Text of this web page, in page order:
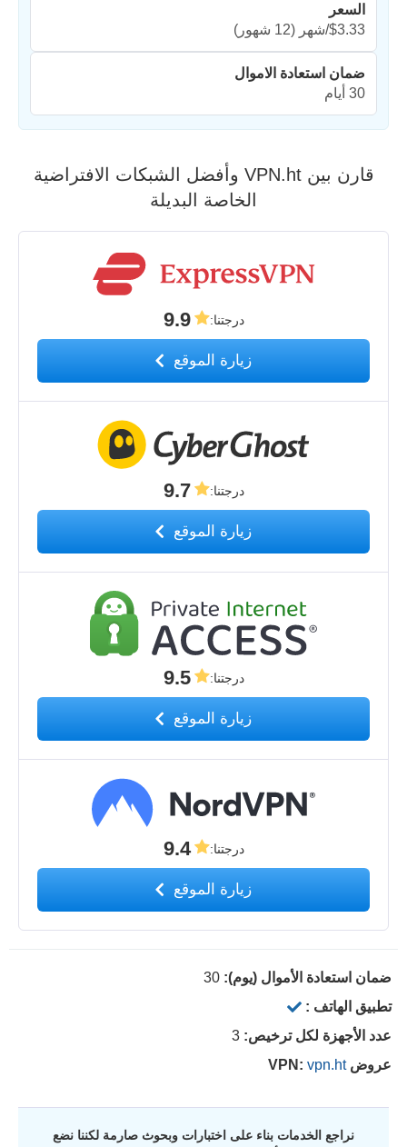
السعر
$3.33/شهر
(12 شهور)
ضمان استعادة الاموال
30 أيام
قارن بين VPN.ht وأفضل الشبكات الافتراضية
الخاصة البديلة
درجتنا:
9.9
زيارة الموقع
درجتنا:
9.7
زيارة الموقع
درجتنا:
9.5
زيارة الموقع
درجتنا:
9.4
زيارة الموقع
ضمان استعادة الأموال (يوم): 30
تطبيق الهاتف :
عدد الأجهزة لكل ترخيص: 3
عروض VPN:vpn.ht
نراجع الخدمات بناء على اختبارات وبحوث صارمة لكننا نضع